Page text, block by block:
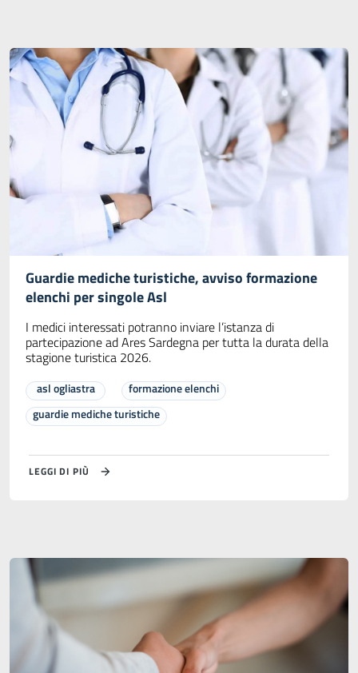
Guardie mediche turistiche, avviso formazione
elenchi per singole Asl
I medici interessati potranno inviare l’istanza di
partecipazione ad Ares Sardegna per tutta la durata della
stagione turistica 2026.
asl ogliastra
formazione elenchi
guardie mediche turistiche
LEGGI DI PIÙ